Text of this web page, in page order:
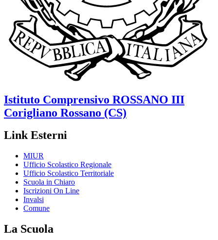
Istituto Comprensivo ROSSANO III
Corigliano Rossano (CS)
Link Esterni
MIUR
Ufficio Scolastico Regionale
Ufficio Scolastico Territoriale
Scuola in Chiaro
Iscrizioni On Line
Invalsi
Comune
La Scuola